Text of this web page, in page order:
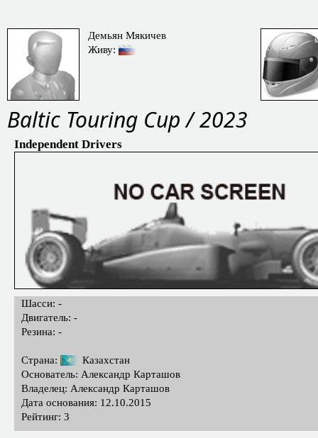
Демьян Мякичев
Живу:
Baltic Touring Cup / 2023
Independent Drivers
Шасси: -
Двигатель: -
Резина: -
Страна:
Казахстан
Основатель: Александр Карташов
Владелец: Александр Карташов
Дата основания: 12.10.2015
Рейтинг: 3